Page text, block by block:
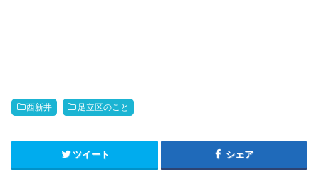
西新井 足立区のこと
ツイート シェア